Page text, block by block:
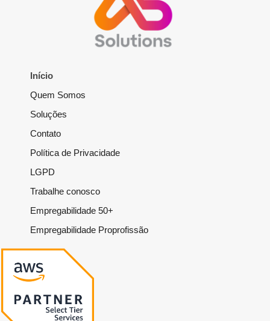
Início
Quem Somos
Soluções
Contato
Política de Privacidade
LGPD
Trabalhe conosco
Empregabilidade 50+
Empregabilidade Proprofissão